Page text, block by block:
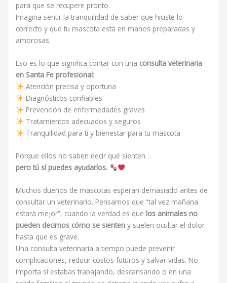
para que se recupere pronto.
Imagina sentir la tranquilidad de saber que hiciste lo
correcto y que tu mascota está en manos preparadas y
amorosas.
Eso es lo que significa contar con una consulta veterinaria
en Santa Fe profesional:
Atención precisa y oportuna
Diagnósticos confiables
Prevención de enfermedades graves
Tratamientos adecuados y seguros
Tranquilidad para ti y bienestar para tu mascota
Porque ellos no saben decir qué sienten…
pero tú sí puedes ayudarlos.
Muchos dueños de mascotas esperan demasiado antes de
consultar un veterinario. Pensamos que “tal vez mañana
estará mejor”, cuando la verdad es que los animales no
pueden decirnos cómo se sienten y suelen ocultar el dolor
hasta que es grave.
Una consulta veterinaria a tiempo puede prevenir
complicaciones, reducir costos futuros y salvar vidas. No
importa si estabas trabajando, descansando o en una